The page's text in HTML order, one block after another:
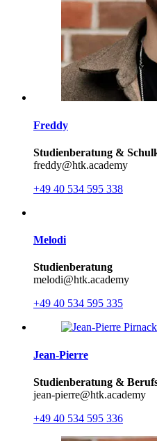
Freddy
Studienberatung &
freddy@htk.academy
+49 40 534 595 338
Melodi
Studienberatung
melodi@htk.academy
+49 40 534 595 335
Jean-Pierre
Studienberatung &
jean-pierre@htk.academy
+49 40 534 595 336